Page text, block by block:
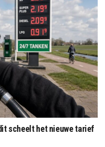
scheelt het nieuwe tarief